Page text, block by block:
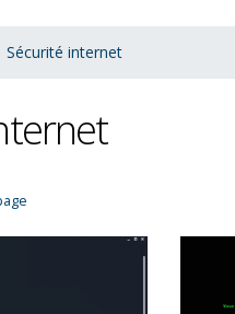
Sécurité internet